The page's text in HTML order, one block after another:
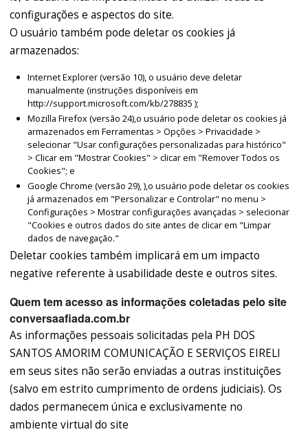
configurações e aspectos do site.
O usuário também pode deletar os cookies já
armazenados:
Internet Explorer (versão 10), o usuário deve deletar
manualmente (instruções disponíveis em
http://support.microsoft.com/kb/278835 );
Mozilla Firefox (versão 24),o usuário pode deletar os cookies já
armazenados em Ferramentas > Opções > Privacidade >
selecionar "Usar configurações personalizadas para histórico"
> Clicar em "Mostrar Cookies" > clicar em "Remover Todos os
Cookies"; e
Google Chrome (versão 29), ),o usuário pode deletar os cookies
já armazenados em "Personalizar e Controlar" no menu >
Configurações > Mostrar configurações avançadas > selecionar
"Cookies e outros dados do site antes de clicar em "Limpar
dados de navegação."
Deletar cookies também implicará em um impacto
negative referente à usabilidade deste e outros sites.
Quem tem acesso as informações coletadas pelo site
conversaafiada.com.br
As informações pessoais solicitadas pela PH DOS
SANTOS AMORIM COMUNICAÇÃO E SERVIÇOS EIRELI
em seus sites não serão enviadas a outras instituições
(salvo em estrito cumprimento de ordens judiciais). Os
dados permanecem única e exclusivamente no
ambiente virtual do site